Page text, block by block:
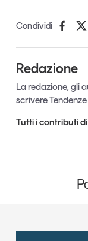
GS1 Italy
Condividi
Redazione
La redazione, gli
scrivere Tendenze
Tutti i contributi